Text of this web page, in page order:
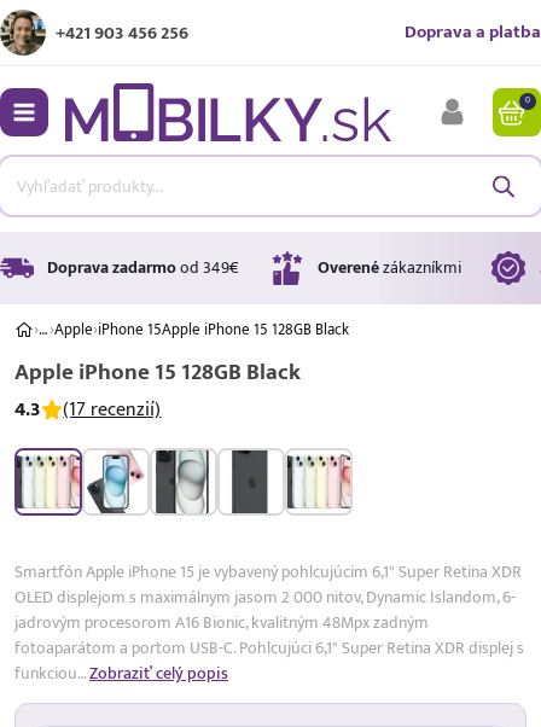
+421 903 456 256 Doprava a platba
0
Doprava zadarmood 349€ Overenézákazníkmi
›…›Apple›iPhone 15Apple iPhone 15 128GB Black
Apple iPhone 15 128GB Black
4.3 (17 recenzií)
A A ↑
G
Úrok
17,99 %
Smartfón Apple iPhone 15 je vybavený pohlcujúcim 6,1" Super Retina XDR
OLED displejom s maximálnym jasom 2 000 nitov, Dynamic Islandom, 6-
jadrovým procesorom A16 Bionic, kvalitným 48Mpx zadným
fotoaparátom a portom USB-C. Pohlcujúci 6,1" Super Retina XDR displej s
funkciou…Zobraziť celý popis